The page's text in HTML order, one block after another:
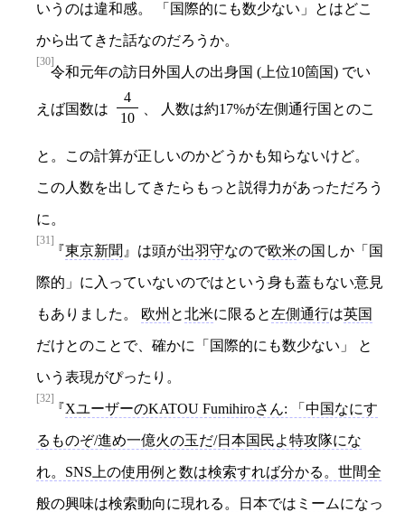
いうのは違和感。 「国際的にも数少ない」とはどこ
から出てきた話なのだろうか。
[30]
令和元年の訪日外国人の出身国 (上位10箇国) でい
えば国数は
4
10
、 人数は約17%が左側通行国とのこ
と。この計算が正しいのかどうかも知らないけど。
この人数を出してきたらもっと説得力があっただろう
に。
[31]
東京新聞 は頭が出羽守なので欧米の国しか「国
際的」に入っていないのではという身も蓋もない意見
もありました。 欧州 と北米に限ると 左側通行は英国
だけとのことで、確かに「国際的にも数少ない」 と
いう表現がぴったり。
[32]
XユーザーのKATOU Fumihiroさん: 「中国なにす
るものぞ/進め一億火の玉だ/日本国民よ特攻隊にな
れ。SNS上の使用例と数は検索すれば分かる。世間全
般の興味は検索動向に現れる。日本ではミームになっ